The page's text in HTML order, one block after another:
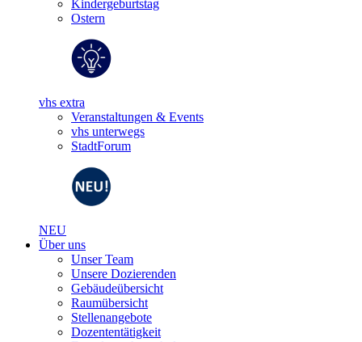
Kindergeburtstag
Ostern
vhs extra
Veranstaltungen & Events
vhs unterwegs
StadtForum
NEU
Über uns
Unser Team
Unsere Dozierenden
Gebäudeübersicht
Raumübersicht
Stellenangebote
Dozententätigkeit